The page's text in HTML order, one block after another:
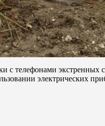
с телефонами
электрических